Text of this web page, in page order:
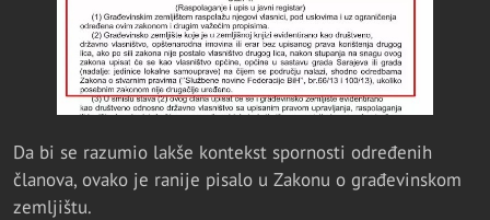
Da bi se razumio lakše kontekst spornosti određenih
članova, ovako je ranije pisalo u Zakonu o građevinskom
zemljištu.